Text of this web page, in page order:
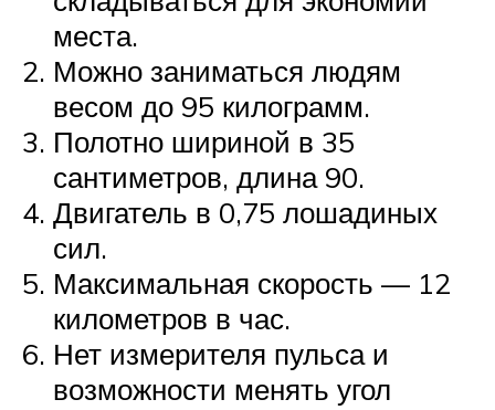
места.
Можно заниматься людям
весом до 95 килограмм.
Полотно шириной в 35
сантиметров, длина 90.
Двигатель в 0,75 лошадиных
сил.
Максимальная скорость — 12
километров в час.
Нет измерителя пульса и
возможности менять угол